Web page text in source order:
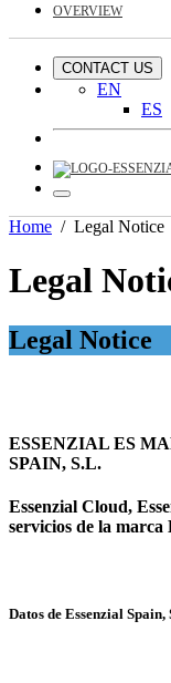
OVERVIEW
CONTACT US
EN
ES
Home / Legal Notice
Legal
Legal Notice
ESSENZIAL ES
SPAIN, S.L.
Essenzial Cloud,
servicios de la marca
Datos de Essenzial Spain,